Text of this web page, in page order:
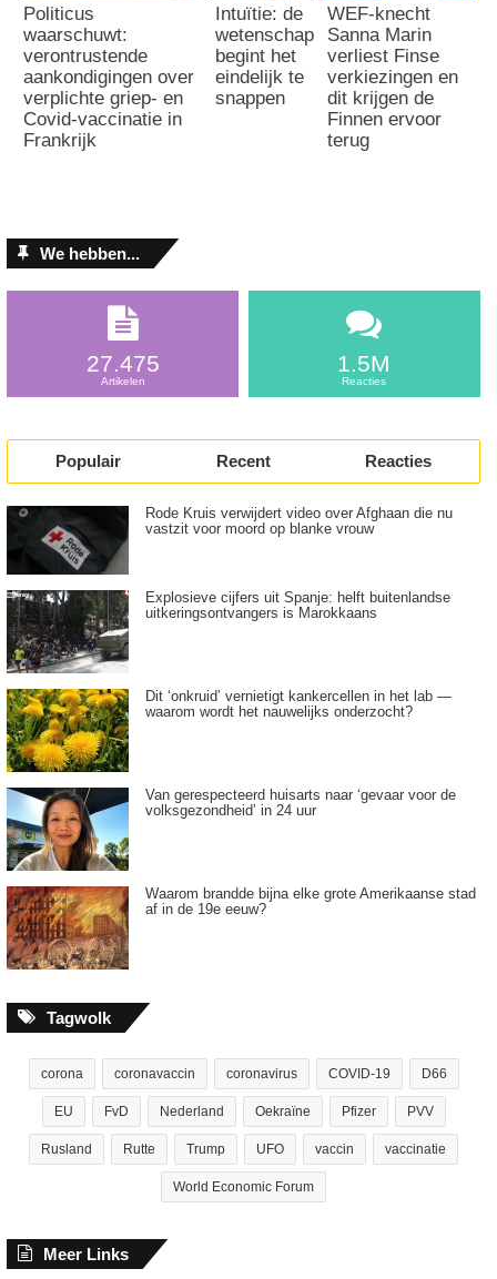
Politicus
waarschuwt:
verontrustende
aankondigingen over
verplichte griep- en
Covid-vaccinatie in
Frankrijk
Intuïtie: de
wetenschap
begint het
eindelijk te
snappen
WEF-knecht
Sanna Marin
verliest Finse
verkiezingen en
dit krijgen de
Finnen ervoor
terug
We hebben...
27.475
Artikelen
1.5M
Reacties
Populair Recent Reacties
Rode Kruis verwijdert video over Afghaan die nu
vastzit voor moord op blanke vrouw
Explosieve cijfers uit Spanje: helft buitenlandse
uitkeringsontvangers is Marokkaans
Dit ‘onkruid’ vernietigt kankercellen in het lab —
waarom wordt het nauwelijks onderzocht?
Van gerespecteerd huisarts naar ‘gevaar voor de
volksgezondheid’ in 24 uur
Waarom brandde bijna elke grote Amerikaanse stad
af in de 19e eeuw?
Tagwolk
corona coronavaccin coronavirus COVID-19 D66
EU FvD Nederland Oekraïne Pfizer PVV
Rusland Rutte Trump UFO vaccin vaccinatie
World Economic Forum
Meer Links